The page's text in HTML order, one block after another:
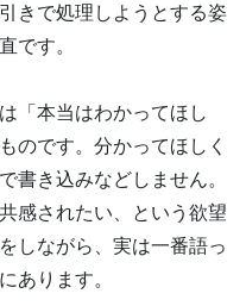
きで処理しようとする姿
です。
「本当はわかってほし
のです。分かってほしく
書き込みなどしません。
感されたい、という欲望
しながら、実は一番語っ
あります。